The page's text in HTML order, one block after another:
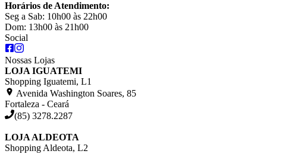
Horários de Atendimento:
Seg a Sab: 10h00 às 22h00
Dom: 13h00 às 21h00
Social
Nossas Lojas
LOJA IGUATEMI
Shopping Iguatemi, L1
Avenida Washington Soares, 85
Fortaleza - Ceará
(85) 3278.2287
LOJA ALDEOTA
Shopping Aldeota, L2